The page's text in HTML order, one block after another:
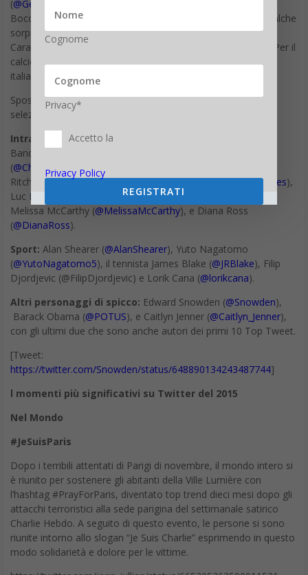
debba essere un istinto”. Leggo, viaggio e scrivo per passione.
Camus diceva: “Sono contro tutti coloro che credono di avere
assolutamente ragione. Per questo pratico il dubbio, coltivo i miei
difetti, cerco di sbagliare sulla base di ragionevoli certezze e
mantengo un ottimismo ostinato”.
Cognome
Privacy*
Accetto la
Privacy Policy
REGISTRATI